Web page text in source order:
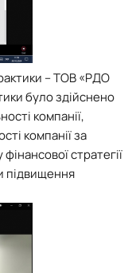
– ТОВ «РДО
було здійснено
компанії,
компанії за
стратегії
підвищення